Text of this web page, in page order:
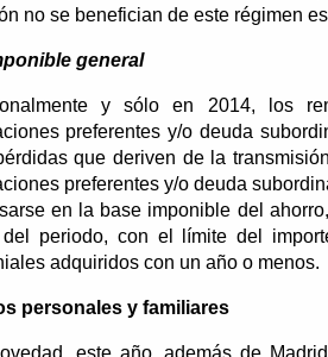
no se benefician de este régimen
general
y sólo en 2014, los
preferentes y/o deuda
que deriven de la
preferentes y/o deuda
en la base imponible del
del periodo, con el límite del
adquiridos con un año o menos.
personales y familiares
este año, además de